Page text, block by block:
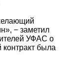
− заметил
УФАС о
была